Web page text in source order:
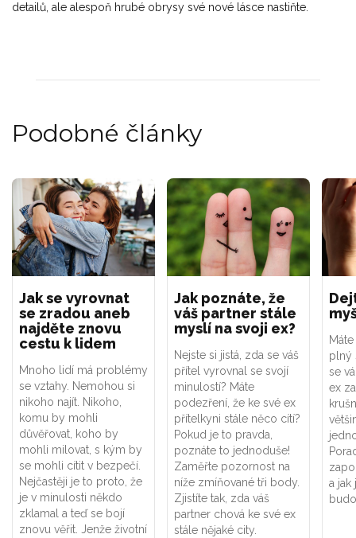
detailů, ale alespoň hrubé obrysy své nové lásce nastiňte.
Podobné články
Jak se vyrovnat
se zradou aneb
najděte znovu
cestu k lidem
Mnoho lidí má problémy
se vztahy. Nemohou si
nikoho najít. Nikoho,
komu by mohli
důvěřovat, koho by
mohli milovat, s kým by
se mohli cítit v bezpečí.
Nejčastěji je to proto, že
je v minulosti někdo
zklamal a teď se bojí
znovu věřit. Jenže životní
Jak poznáte, že
váš partner stále
myslí na svoji ex?
Nejste si jistá, zda se váš
přítel vyrovnal se svojí
minulostí? Máte
podezření, že ke své ex
přítelkyni stále něco cítí?
Pokud je to pravda,
poznáte to jednoduše!
Zaměřte pozornost na
níže zmíňované tři body.
Zjistíte tak, zda váš
partner chová ke své ex
stále nějaké city.
plný
se
ex
a jak